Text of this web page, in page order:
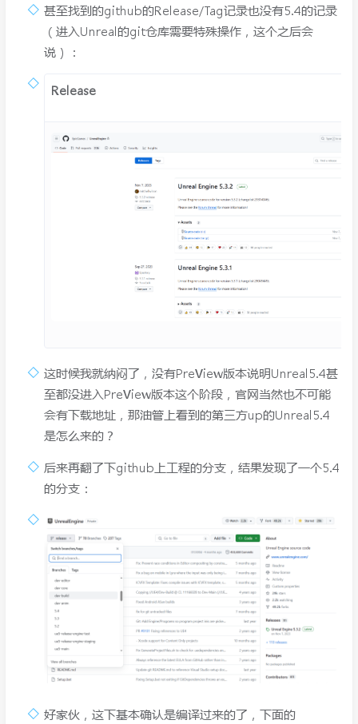
甚至找到的github的Release/Tag记录也没有5.4的记录
（进入Unreal的git仓库需要特殊操作，这个之后会
说）：
Release
这时候我就纳闷了，没有PreView版本说明Unreal5.4甚
至都没进入PreView版本这个阶段，官网当然也不可能
会有下载地址，那油管上看到的第三方up的Unreal5.4
是怎么来的？
后来再翻了下github上工程的分支，结果发现了一个5.4
的分支：
好家伙，这下基本确认是编译过来的了，下面的